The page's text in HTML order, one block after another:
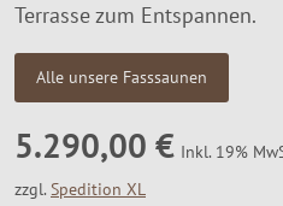
Terrasse zum Entspannen.
Alle unsere Fasssaunen
5.290,00 € Inkl. 19%
zzgl. Spedition XL